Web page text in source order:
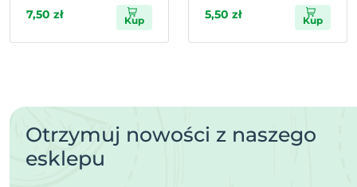
7,50 zł Kup 5,50 zł Kup
Otrzymuj nowości z naszego
esklepu